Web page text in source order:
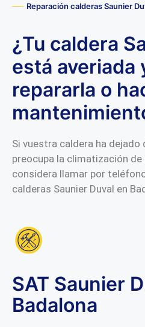
Reparación calderas Saunier
¿Tu caldera
está averiada
repararla o
Si vuestra caldera ha dejado
preocupa la climatización
considera llamar por
calderas Saunier Duval en
SAT Saunier
Badalona